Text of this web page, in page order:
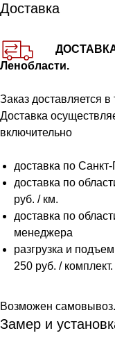
Доставка
ДОСТАВКА
Ленобласти.
Заказ доставляется
Доставка
включительно
доставка по
доставка по
руб. / км.
доставка по
менеджера
разгрузка и
250 руб. / комплект.
Возможен самовывоз.
Замер и